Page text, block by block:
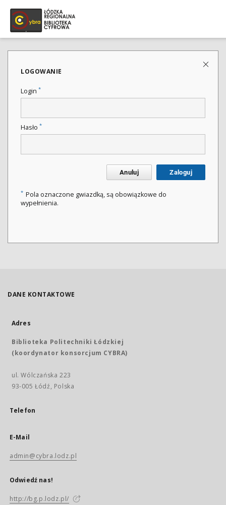
LOGOWANIE
Login *
Hasło *
Anuluj Zaloguj
* Pola oznaczone gwiazdką, są obowiązkowe do
wypełnienia.
DANE KONTAKTOWE
Adres
Biblioteka Politechniki Łódzkiej
(koordynator konsorcjum CYBRA)
ul. Wólczańska 223
93-005 Łódź, Polska
Telefon
E-Mail
admin@cybra.lodz.pl
Odwiedź nas!
http://bg.p.lodz.pl/